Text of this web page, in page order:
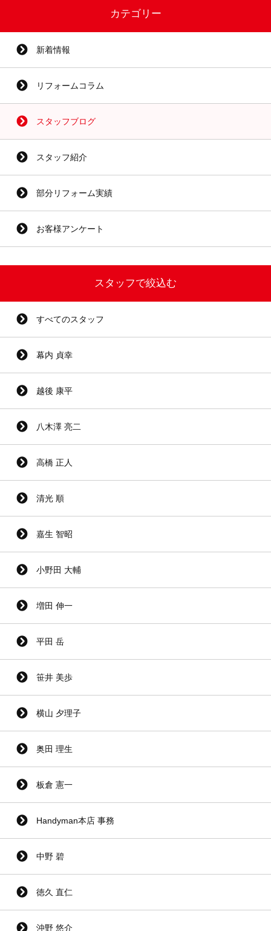
カテゴリー
新着情報
リフォームコラム
スタッフブログ
スタッフ紹介
部分リフォーム実績
お客様アンケート
スタッフで絞込む
すべてのスタッフ
幕内 貞幸
越後 康平
八木澤 亮二
高橋 正人
清光 順
嘉生 智昭
小野田 大輔
増田 伸一
平田 岳
笹井 美歩
横山 夕理子
奥田 理生
板倉 憲一
Handyman本店 事務
中野 碧
徳久 直仁
沖野 悠介